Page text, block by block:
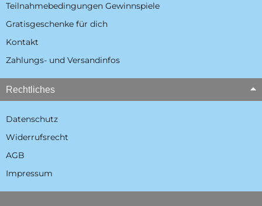
Teilnahmebedingungen Gewinnspiele
Gratisgeschenke für dich
Kontakt
Zahlungs- und Versandinfos
Rechtliches
Datenschutz
Widerrufsrecht
AGB
Impressum